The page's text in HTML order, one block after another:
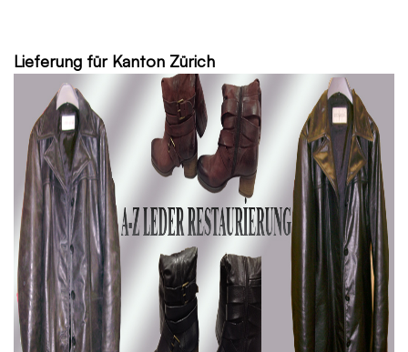
Lieferung für Kanton Zürich